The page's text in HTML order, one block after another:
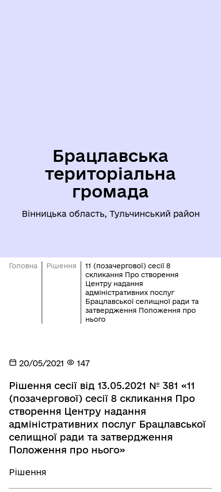
Брацлавська
територіальна
громада
Вінницька область, Тульчинський район
Головна Рішення
11 (позачергової) сесії 8
скликання Про створення
Центру надання
адміністративних послуг
Брацлавської селищної ради та
затвердження Положення про
нього
20/05/2021 147
Рішення сесії від 13.05.2021 № 381 «11
(позачергової) сесії 8 скликання Про
створення Центру надання
адміністративних послуг Брацлавської
селищної ради та затвердження
Положення про нього»
Рішення